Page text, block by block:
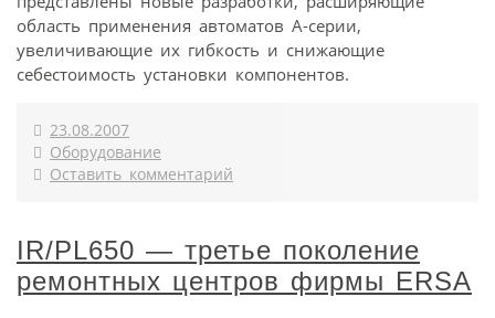
область применения автоматов А-серии,
увеличивающие их гибкость и снижающие
себестоимость установки компонентов.
23.08.2007
Оборудование
Оставить комментарий
IR/PL650 — третье поколение
ремонтных центров фирмы ERSA